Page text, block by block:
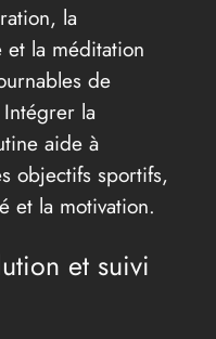
la
la méditation
de
la
aide à
objectifs sportifs,
et la motivation.
et suivi